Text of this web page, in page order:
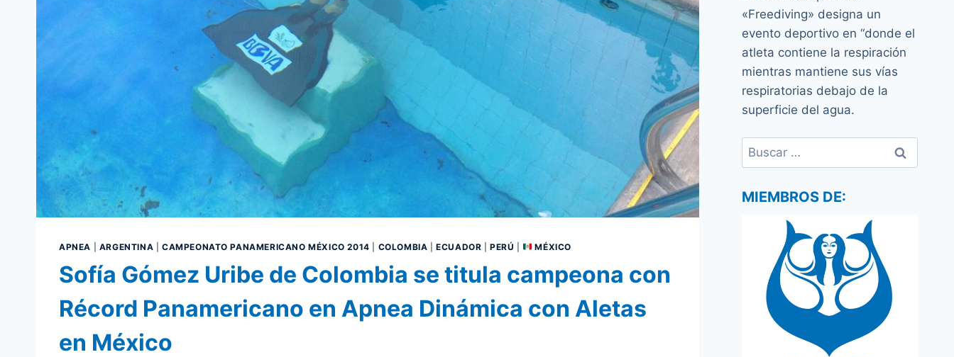
APNEA ARGENTINA CAMPEONATO PANAMERICANO MÉXICO 2014 COLOMBIA |ECUADOR |PERÚ MÉXICO
Sofía Gómez Uribe de Colombia se titula campeona con
Récord Panamericano en Apnea Dinámica con Aletas
en México
«Freediving» designa un
evento deportivo en “donde el
atleta contiene la respiración
mientras mantiene sus vías
respiratorias debajo de la
superficie del agua.
Buscar:
MIEMBROS DE: